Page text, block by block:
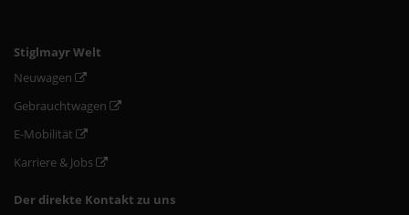
Stiglmayr Welt
Neuwagen
Gebrauchtwagen
E-Mobilität
Karriere & Jobs
Der direkte Kontakt zu uns